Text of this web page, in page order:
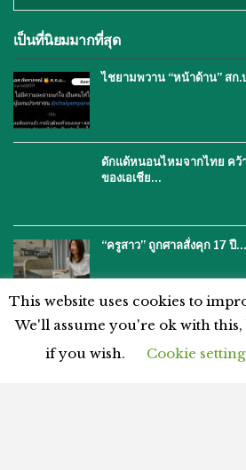
เป็นที่นิยมมากที่สุด
ไชยามพวาน “หน้าด้าน” สก
ดักแด้หนอนไหมจากไทย คว้
ของเอเชีย…
“ครูสาว” ถูกศาลสั่งคุก 17 ปี…
This website uses cookies to
We'll assume you're ok with
if you wish.
Cookie